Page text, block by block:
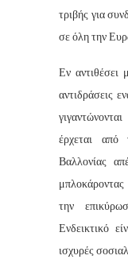
τριβής για
σε όλη την
Εν αντιθέσει
αντιδράσεις
έρχεται
Βαλλονίας
την
Ενδεικτικό
ισχυρές